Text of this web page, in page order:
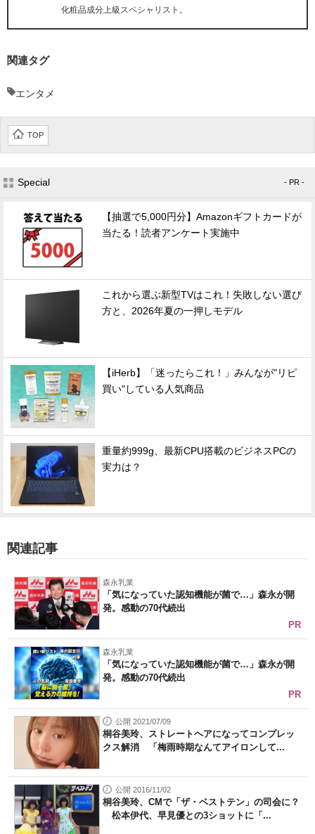
化粧品成分上級スペシャリスト。
関連タグ
エンタメ
TOP
Special - PR -
【抽選で5,000円分】Amazonギフトカードが
当たる！読者アンケート実施中
これから選ぶ新型TVはこれ！失敗しない選び
方と、2026年夏の一押しモデル
【iHerb】「迷ったらこれ！」みんなが"リピ
買い"している人気商品
重量約999g、最新CPU搭載のビジネスPCの
実力は？
関連記事
森永乳業
「気になっていた認知機能が菌で…」森永が開
発。感動の70代続出
PR
森永乳業
「気になっていた認知機能が菌で…」森永が開
発。感動の70代続出
PR
公開 2021/07/09
桐谷美玲、ストレートヘアになってコンプレッ
クス解消 「梅雨時期なんてアイロンして...
公開 2016/11/02
桐谷美玲、CMで「ザ・ベストテン」の司会に？
松本伊代、早見優との3ショットに「...